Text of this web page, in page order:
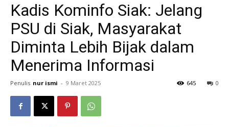
Kadis Kominfo Siak: Jelang
PSU di Siak, Masyarakat
Diminta Lebih Bijak dalam
Menerima Informasi
Penulis nur ismi - 9 Maret 2025 0
645